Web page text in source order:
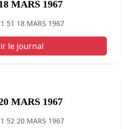
MARS 1967
51 18 MARS 1967
le journal
MARS 1967
52 20 MARS 1967